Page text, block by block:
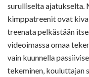
surulliselta ajatukselta.
kimppatreenit ovat kiva
treenata pelkästään
videoimassa omaa
vain kuunnella
tekeminen, kouluttajan